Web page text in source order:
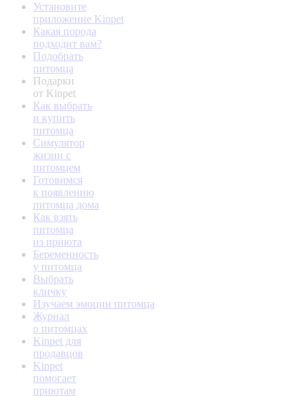
Установите
приложение Kinpet
Какая порода
подходит вам?
Подобрать
питомца
Подарки
от Kinpet
Как выбрать
и купить
питомца
Симулятор
жизни с
питомцем
Готовимся
к появлению
питомца дома
Как взять
питомца
из приюта
Беременность
у питомца
Выбрать
кличку
Изучаем эмоции питомца
Журнал
о питомцах
Kinpet для
продавцов
Kinpet
помогает
приютам